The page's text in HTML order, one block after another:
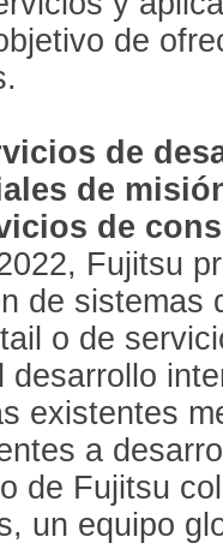
de
de
de
de
Fujitsu
de sistemas
o de
desarrollo
existentes
a
de Fujitsu
un equipo